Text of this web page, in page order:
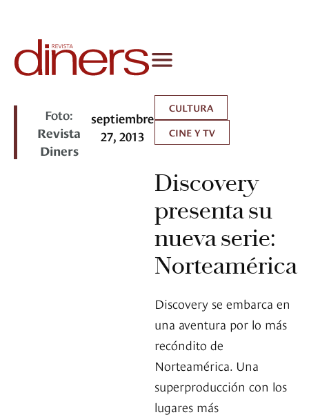
Foto:
Revista
Diners
septiembre
27, 2013
CULTURA
CINE Y TV
Discovery
presenta su
nueva serie:
Norteamérica
Discovery se embarca en
una aventura por lo más
recóndito de
Norteamérica. Una
superproducción con los
lugares más